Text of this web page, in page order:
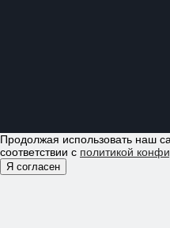
Продолжая использовать наш
соответствии с политикой
Я согласен